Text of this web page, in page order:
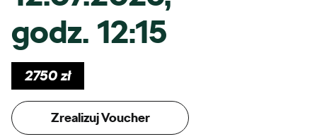
godz. 12:15
2750zł
Zrealizuj Voucher